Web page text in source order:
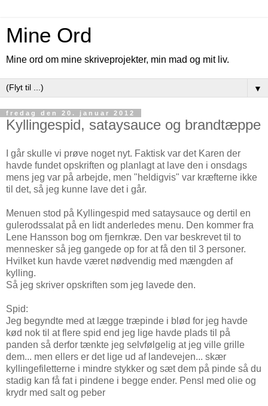
Mine Ord
Mine ord om mine skriveprojekter, min mad og mit liv.
▼
fredag den 20. januar 2012
Kyllingespid, sataysauce og brandtæppe
I går skulle vi prøve noget nyt. Faktisk var det Karen der
havde fundet opskriften og planlagt at lave den i onsdags
mens jeg var på arbejde, men "heldigvis" var kræfterne ikke
til det, så jeg kunne lave det i går.
Menuen stod på Kyllingespid med sataysauce og dertil en
gulerodssalat på en lidt anderledes menu. Den kommer fra
Lene Hansson bog om fjernkræ. Den var beskrevet til to
mennesker så jeg gangede op for at få den til 3 personer.
Hvilket kun havde været nødvendig med mængden af
kylling.
Så jeg skriver opskriften som jeg lavede den.
Spid:
Jeg begyndte med at lægge træpinde i blød for jeg havde
kød nok til at flere spid end jeg lige havde plads til på
panden så derfor tænkte jeg selvfølgelig at jeg ville grille
dem... men ellers er det lige ud af landevejen... skær
kyllingefiletterne i mindre stykker og sæt dem på pinde så du
stadig kan få fat i pindene i begge ender. Pensl med olie og
krydr med salt og peber